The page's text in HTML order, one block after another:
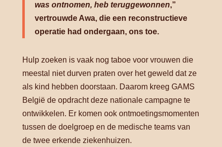
was ontnomen, heb teruggewonnen,”
vertrouwde Awa, die een reconstructieve
operatie had ondergaan, ons toe.
Hulp zoeken is vaak nog taboe voor vrouwen die
meestal niet durven praten over het geweld dat ze
als kind hebben doorstaan. Daarom kreeg GAMS
België de opdracht deze nationale campagne te
ontwikkelen. Er komen ook ontmoetingsmomenten
tussen de doelgroep en de medische teams van
de twee erkende ziekenhuizen.